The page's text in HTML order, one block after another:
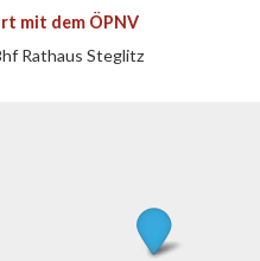
mit dem ÖPNV
Rathaus Steglitz